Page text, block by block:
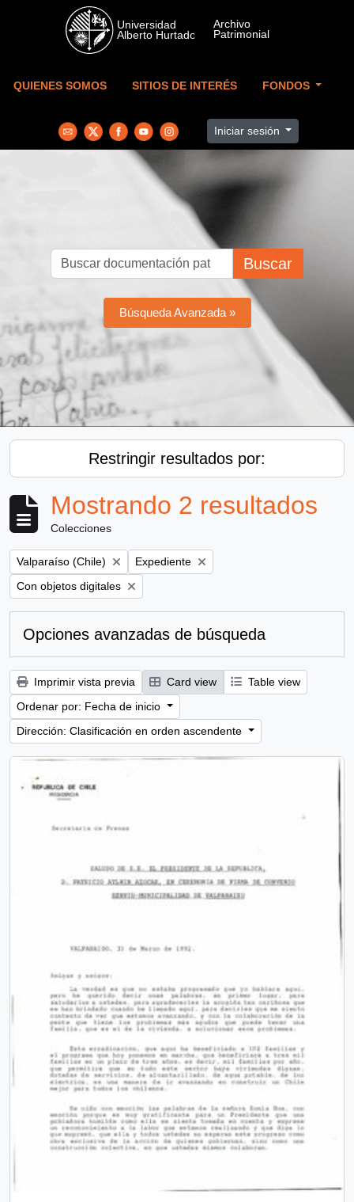
Skip to main content
QUIENES SOMOS SITIOS DE INTERÉS FONDOS
Iniciar sesión
Buscar
Búsqueda Avanzada »
Restringir resultados por:
Mostrando 2 resultados
Colecciones
Remove filter:
Valparaíso (Chile) Remove filter:
Expediente
Remove filter:
Con objetos digitales
Opciones avanzadas de búsqueda
Imprimir vista previa Card view
Table view
Ordenar por: Fecha de inicio
Dirección: Clasificación en orden ascendente